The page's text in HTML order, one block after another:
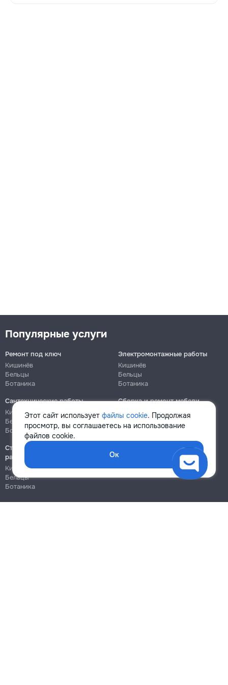
Этот сайт использует файлы cookie. Продолжая
просмотр, вы соглашаетесь на использование
файлов cookie.
Ок
Популярные услуги
Ремонт под ключ
Кишинёв
Бельцы
Ботаника
Электромонтажные работы
Кишинёв
Бельцы
Ботаника
Сантехнические работы
Кишинёв
Бельцы
Ботаника
Сборка и ремонт мебели
Кишинёв
Ботаника
Строительно-монтажные
работы
Кишинёв
Бельцы
Ботаника